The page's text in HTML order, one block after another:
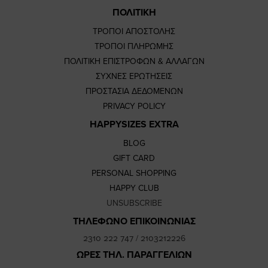
ΠΟΛΙΤΙΚΗ
ΤΡΟΠΟΙ ΑΠΟΣΤΟΛΗΣ
ΤΡΟΠΟΙ ΠΛΗΡΩΜΗΣ
ΠΟΛΙΤΙΚΗ ΕΠΙΣΤΡΟΦΩΝ & ΑΛΛΑΓΩΝ
ΣΥΧΝΕΣ ΕΡΩΤΗΣΕΙΣ
ΠΡΟΣΤΑΣΙΑ ΔΕΔΟΜΕΝΩΝ
PRIVACY POLICY
HAPPYSIZES EXTRA
BLOG
GIFT CARD
PERSONAL SHOPPING
HAPPY CLUB
UNSUBSCRIBE
ΤΗΛΕΦΩΝΟ ΕΠΙΚΟΙΝΩΝΙΑΣ
2310 222 747/ 2103212226
ΩΡΕΣ ΤΗΛ. ΠΑΡΑΓΓΕΛΙΩΝ